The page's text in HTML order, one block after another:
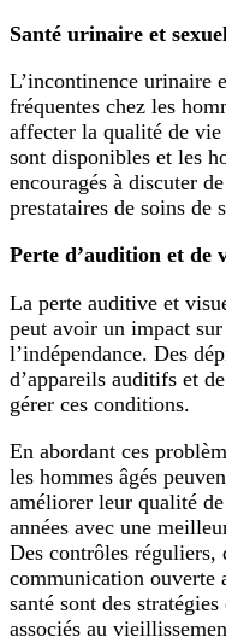
Santé urinaire et
L’incontinence urinaire
fréquentes chez les
affecter la qualité de vie
sont disponibles et les
encouragés à discuter
prestataires de soins de
Perte d’audition et de
La perte auditive et
peut avoir un impact
l’indépendance. Des
d’appareils auditifs et
gérer ces conditions.
En abordant ces
les hommes âgés
améliorer leur qualité
années avec une
Des contrôles réguliers,
communication ouverte
santé sont des
associés au